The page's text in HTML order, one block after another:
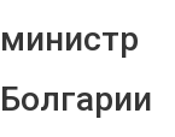
министр
Болгарии